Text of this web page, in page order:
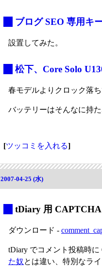
ブログ SEO 専用キ
設置してみた。
松下、Core Solo
春モデルよりクロック落ち
バッテリーはそんなに持
[ツッコミを入れる]
2007-04-25 (水)
tDiary 用 CAPTCHA
ダウンロード -
tDiary でコメント投稿時
た奴 とは違い、特別なラ